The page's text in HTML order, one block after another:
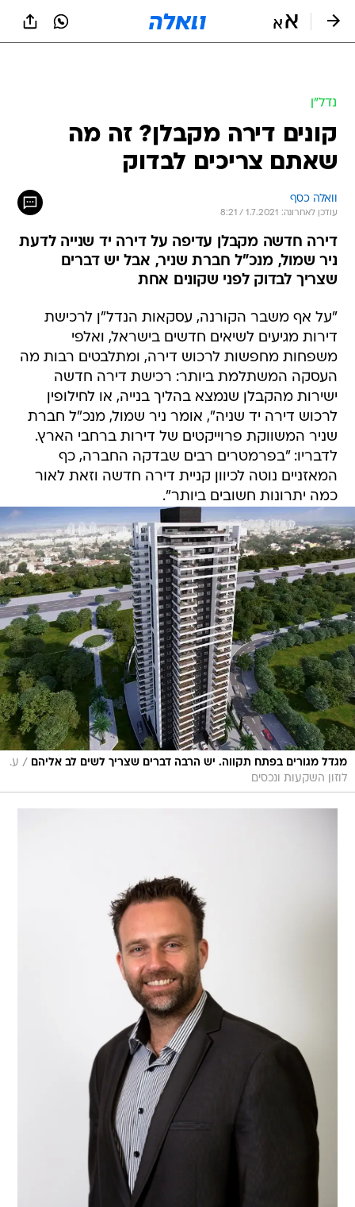
נדל״ן
קונים דירה מקבלן? זה מה
שאתם צריכים לבדוק
וואלה כסף
עודכן לאחרונה: 1.7.2021 / 8:21
דירה חדשה מקבלן עדיפה על דירה יד שנייה לדעת
ניר שמול, מנכ"ל חברת שניר, אבל יש דברים
שצריך לבדוק לפני שקונים אחת
"על אף משבר הקורנה, עסקאות הנדל"ן לרכישת
דירות מגיעים לשיאים חדשים בישראל, ואלפי
משפחות מחפשות לרכוש דירה, ומתלבטים רבות מה
העסקה המשתלמת ביותר: רכישת דירה חדשה
ישירות מהקבלן שנמצא בהליך בנייה, או לחילופין
לרכוש דירה יד שניה", אומר ניר שמול, מנכ"ל חברת
שניר המשווקת פרוייקטים של דירות ברחבי הארץ.
לדבריו: "בפרמטרים רבים שבדקה החברה, כף
המאזניים נוטה לכיוון קניית דירה חדשה וזאת לאור
כמה יתרונות חשובים ביותר".
מגדל מגורים בפתח תקווה. יש הרבה דברים שצריך לשים לב אליהם / ע.
לוזון השקעות ונכסים